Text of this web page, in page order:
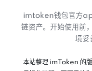
imtoken钱包官方
链资产。开始使用前
境妥
本站整理 imToken 的